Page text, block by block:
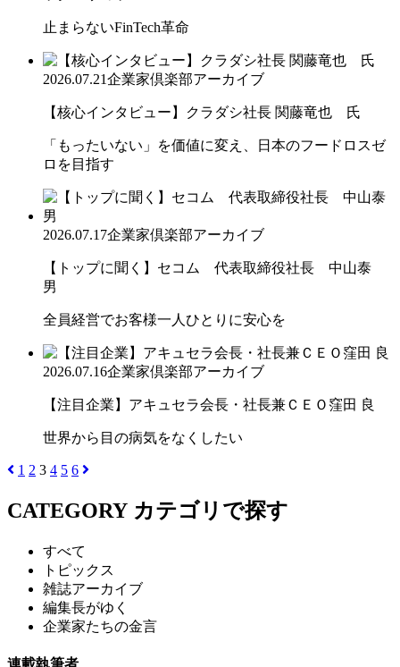
止まらないFinTech革命
2026.07.21企業家倶楽部アーカイブ
【核心インタビュー】クラダシ社長 関藤竜也 氏
「もったいない」を価値に変え、日本のフードロスゼ
ロを目指す
2026.07.17企業家倶楽部アーカイブ
【トップに聞く】セコム 代表取締役社長 中山泰
男
全員経営でお客様一人ひとりに安心を
2026.07.16企業家倶楽部アーカイブ
【注目企業】アキュセラ会長・社長兼ＣＥＯ窪田 良
世界から目の病気をなくしたい
1 2 3 4 5 6
CATEGORY カテゴリで探す
すべて
トピックス
雑誌アーカイブ
編集長がゆく
企業家たちの金言
連載執筆者